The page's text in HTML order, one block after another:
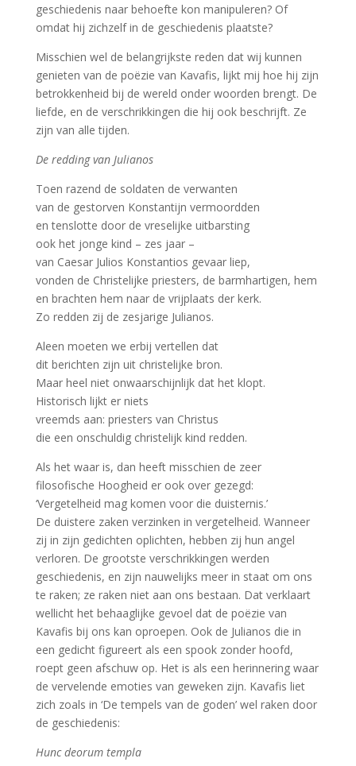
geschiedenis naar behoefte kon manipuleren? Of
omdat hij zichzelf in de geschiedenis plaatste?
Misschien wel de belangrijkste reden dat wij kunnen
genieten van de poëzie van Kavafis, lijkt mij hoe hij zijn
betrokkenheid bij de wereld onder woorden brengt. De
liefde, en de verschrikkingen die hij ook beschrijft. Ze
zijn van alle tijden.
De redding van Julianos
Toen razend de soldaten de verwanten
van de gestorven Konstantijn vermoordden
en tenslotte door de vreselijke uitbarsting
ook het jonge kind – zes jaar –
van Caesar Julios Konstantios gevaar liep,
vonden de Christelijke priesters, de barmhartigen, hem
en brachten hem naar de vrijplaats der kerk.
Zo redden zij de zesjarige Julianos.
Aleen moeten we erbij vertellen dat
dit berichten zijn uit christelijke bron.
Maar heel niet onwaarschijnlijk dat het klopt.
Historisch lijkt er niets
vreemds aan: priesters van Christus
die een onschuldig christelijk kind redden.
Als het waar is, dan heeft misschien de zeer
filosofische Hoogheid er ook over gezegd:
‘Vergetelheid mag komen voor die duisternis.’
De duistere zaken verzinken in vergetelheid. Wanneer
zij in zijn gedichten oplichten, hebben zij hun angel
verloren. De grootste verschrikkingen werden
geschiedenis, en zijn nauwelijks meer in staat om ons
te raken; ze raken niet aan ons bestaan. Dat verklaart
wellicht het behaaglijke gevoel dat de poëzie van
Kavafis bij ons kan oproepen. Ook de Julianos die in
een gedicht figureert als een spook zonder hoofd,
roept geen afschuw op. Het is als een herinnering waar
de vervelende emoties van geweken zijn. Kavafis liet
zich zoals in ‘De tempels van de goden’ wel raken door
de geschiedenis:
Hunc deorum templa